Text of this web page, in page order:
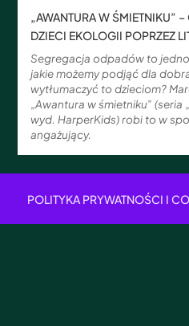
„AWANTURA W ŚMIETNIKU”
DZIECI EKOLOGII POPRZEZ
Segregacja odpadów to jedno
jakie możemy podjąć dla
wytłumaczyć to dzieciom?
„Awantura w śmietniku” (seria
wyd. HarperKids) robi to w
angażujący.
POLITYKA PRYWATNOŚCI I